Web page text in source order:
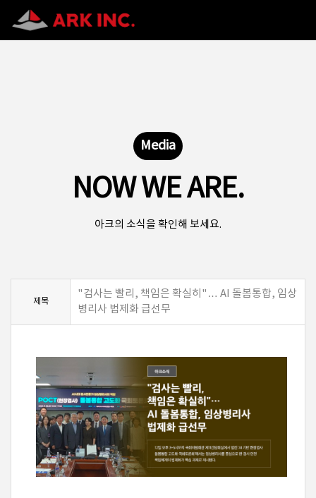
Media
NOW WE ARE.
아크의 소식을 확인해 보세요.
제목
"검사는 빨리, 책임은 확실히"… AI 돌봄통합, 임상
병리사 법제화 급선무